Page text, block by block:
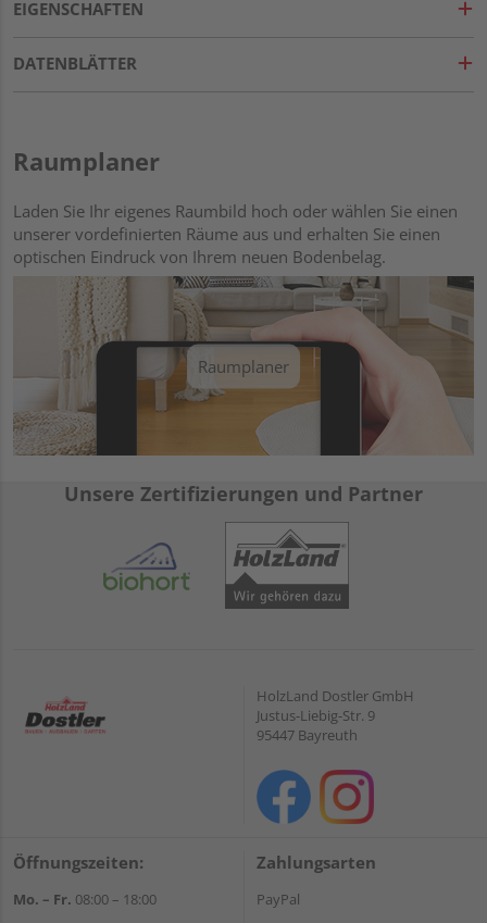
EIGENSCHAFTEN
DATENBLÄTTER
Raumplaner
Laden Sie Ihr eigenes Raumbild hoch oder wählen Sie einen
unserer vordefinierten Räume aus und erhalten Sie einen
optischen Eindruck von Ihrem neuen Bodenbelag.
Raumplaner
Unsere Zertifizierungen und Partner
HolzLand Dostler GmbH
Justus-Liebig-Str. 9
95447 Bayreuth
Öffnungszeiten:
Mo. – Fr. 08:00 – 18:00
Zahlungsarten
PayPal